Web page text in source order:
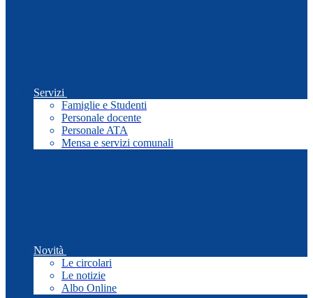
Servizi
Famiglie e Studenti
Personale docente
Personale ATA
Mensa e servizi comunali
Novità
Le circolari
Le notizie
Albo Online